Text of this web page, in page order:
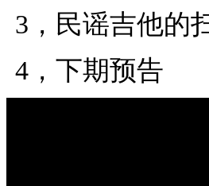
3，民谣吉他的
4，下期预告